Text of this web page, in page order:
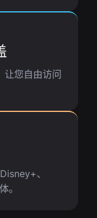
您自由访问
、
。